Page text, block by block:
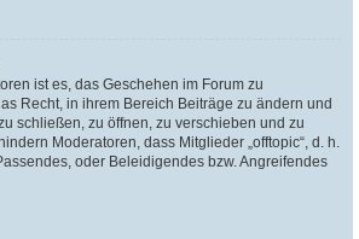
ist es, das Geschehen im Forum zu
Recht, in ihrem Bereich Beiträge zu ändern und
schließen, zu öffnen, zu verschieben und zu
Moderatoren, dass Mitglieder „offtopic“, d. h.
oder Beleidigendes bzw. Angreifendes